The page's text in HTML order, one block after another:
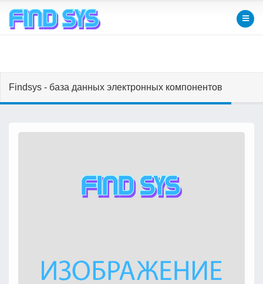
Findsys - база данных электронных компонентов